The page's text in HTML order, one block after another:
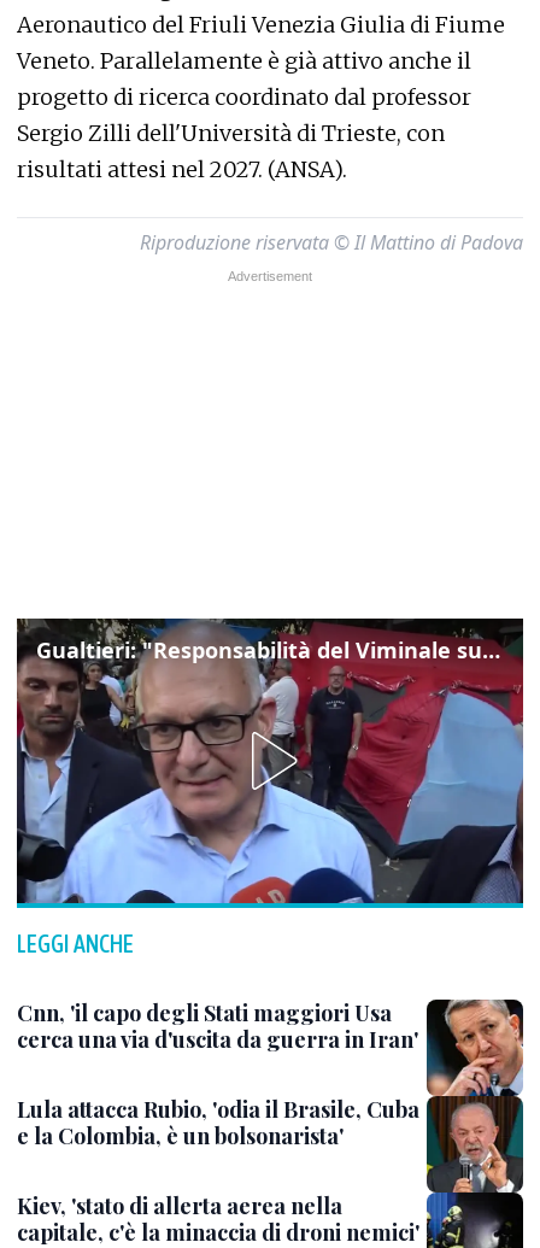
Aeronautico del Friuli Venezia Giulia di Fiume
Veneto. Parallelamente è già attivo anche il
progetto di ricerca coordinato dal professor
Sergio Zilli dell'Università di Trieste, con
risultati attesi nel 2027. (ANSA).
Riproduzione riservata © Il Mattino di Padova
Gualtieri: "Responsabilità del Viminale su Spin Time? La posizione dei partiti è nota"
LEGGI ANCHE
Cnn, 'il capo degli Stati maggiori Usa
cerca una via d'uscita da guerra in Iran'
Lula attacca Rubio, 'odia il Brasile, Cuba
e la Colombia, è un bolsonarista'
Kiev, 'stato di allerta aerea nella
capitale, c'è la minaccia di droni nemici'